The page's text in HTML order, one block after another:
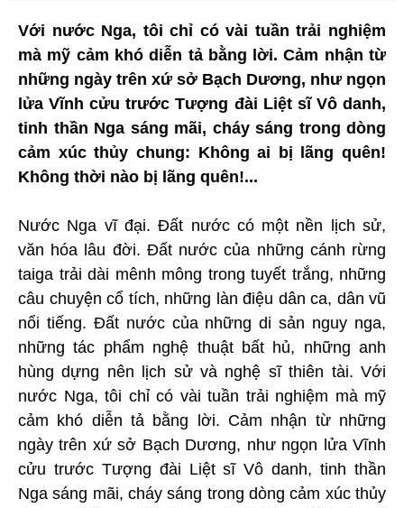
Với nước Nga, tôi chỉ có vài tuần trải nghiệm
mà mỹ cảm khó diễn tả bằng lời. Cảm nhận từ
những ngày trên xứ sở Bạch Dương, như ngọn
lửa Vĩnh cửu trước Tượng đài Liệt sĩ Vô danh,
tinh thần Nga sáng mãi, cháy sáng trong dòng
cảm xúc thủy chung: Không ai bị lãng quên!
Không thời nào bị lãng quên!...
Nước Nga vĩ đại. Đất nước có một nền lịch sử,
văn hóa lâu đời. Đất nước của những cánh rừng
taiga trải dài mênh mông trong tuyết trắng, những
câu chuyện cổ tích, những làn điệu dân ca, dân vũ
nổi tiếng. Đất nước của những di sản nguy nga,
những tác phẩm nghệ thuật bất hủ, những anh
hùng dựng nên lịch sử và nghệ sĩ thiên tài. Với
nước Nga, tôi chỉ có vài tuần trải nghiệm mà mỹ
cảm khó diễn tả bằng lời. Cảm nhận từ những
ngày trên xứ sở Bạch Dương, như ngọn lửa Vĩnh
cửu trước Tượng đài Liệt sĩ Vô danh, tinh thần
Nga sáng mãi, cháy sáng trong dòng cảm xúc thủy